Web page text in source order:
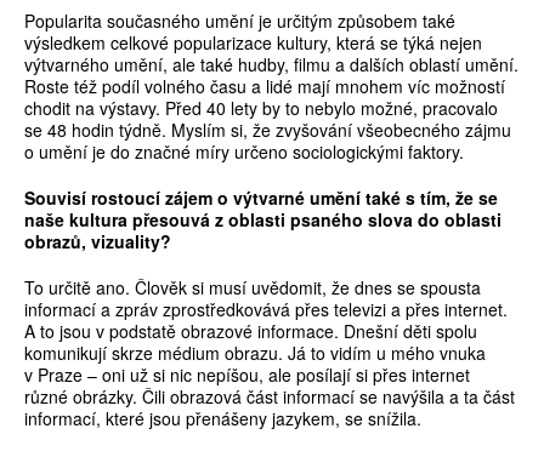
Popularita současného umění je určitým způsobem také
výsledkem celkové popularizace kultury, která se týká nejen
výtvarného umění, ale také hudby, filmu a dalších oblastí umění.
Roste též podíl volného času a lidé mají mnohem víc možností
chodit na výstavy. Před 40 lety by to nebylo možné, pracovalo
se 48 hodin týdně. Myslím si, že zvyšování všeobecného zájmu
o umění je do značné míry určeno sociologickými faktory.
Souvisí rostoucí zájem o výtvarné umění také s tím, že se
naše kultura přesouvá z oblasti psaného slova do oblasti
obrazů, vizuality?
To určitě ano. Člověk si musí uvědomit, že dnes se spousta
informací a zpráv zprostředkovává přes televizi a přes internet.
A to jsou v podstatě obrazové informace. Dnešní děti spolu
komunikují skrze médium obrazu. Já to vidím u mého vnuka
v Praze – oni už si nic nepíšou, ale posílají si přes internet
různé obrázky. Čili obrazová část informací se navýšila a ta část
informací, které jsou přenášeny jazykem, se snížila.